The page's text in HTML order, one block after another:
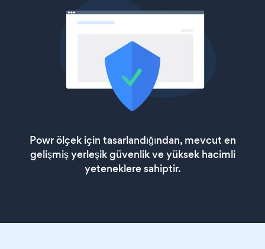
Powr ölçek için tasarlandığından, mevcut en
gelişmiş yerleşik güvenlik ve yüksek hacimli
yeteneklere sahiptir.